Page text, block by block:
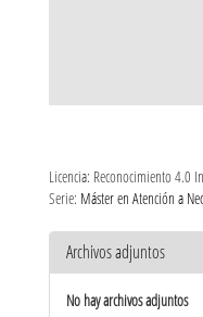
Licencia: Reconocimiento 4.0
Serie: Máster en Atención a
Archivos adjuntos
No hay archivos adjuntos